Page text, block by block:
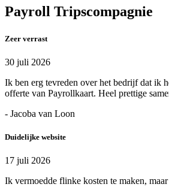
Payroll Tripscompagnie
Zeer verrast
30 juli 2026
Ik ben erg tevreden over het bedrijf dat ik
offerte van Payrollkaart. Heel prettige
- Jacoba van Loon
Duidelijke website
17 juli 2026
Ik vermoedde flinke kosten te maken,